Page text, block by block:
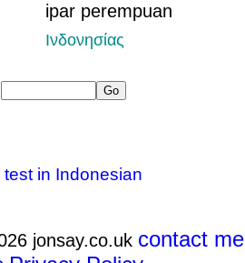
ipar perempuan
Ινδονησίας
test in Indonesian
jonsay.co.uk contact me